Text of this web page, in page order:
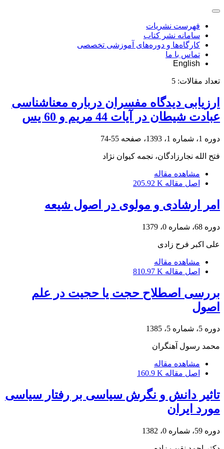
فهرست نشریات
سامانه نشر کتاب
کارگاه‌ها و دوره‌های آموزشی تخصصی
تماس با ما
English
تعداد مقالات: 5
ارزیابی دیدگاه مفسران درباره معناشناسی
عبادت شیطان در آیات 44 مریم و 60 یس
دوره 1، شماره 1، 1393، صفحه 55-74
فتح الله نجارزادگان، نجمه کیوان نژاد
مشاهده مقاله
اصل مقاله 205.92 K
امر ارشادی و مولوی در اصول شیعه
دوره 68، شماره 0، 1379
علی اکبر فرح زادی
مشاهده مقاله
اصل مقاله 810.97 K
‌بررسی اصطلاح حجت یا حجیت در علم
اصول
دوره 5، شماره 5، 1385
محمد رسول آهنگران
مشاهده مقاله
اصل مقاله 160.9 K
تاثیر دانش و نگرش سیاسی بر رفتار سیاسی
مورد ایران
دوره 59، شماره 0، 1382